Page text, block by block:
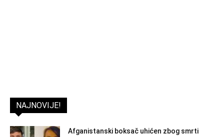
NAJNOVIJE!
Afganistanski boksač uhićen zbog smrti